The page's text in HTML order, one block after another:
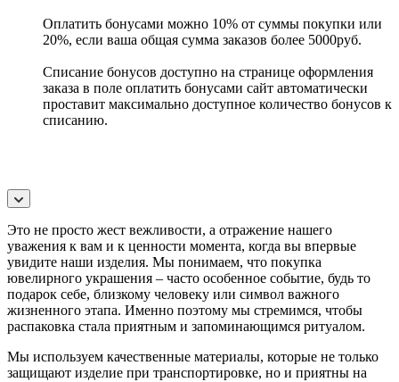
Оплатить бонусами можно 10% от суммы покупки или
20%, если ваша общая сумма заказов более 5000руб.
Списание бонусов доступно на странице оформления
заказа в поле оплатить бонусами сайт автоматически
проставит максимально доступное количество бонусов к
списанию.
Это не просто жест вежливости, а отражение нашего
уважения к вам и к ценности момента, когда вы впервые
увидите наши изделия. Мы понимаем, что покупка
ювелирного украшения – часто особенное событие, будь то
подарок себе, близкому человеку или символ важного
жизненного этапа. Именно поэтому мы стремимся, чтобы
распаковка стала приятным и запоминающимся ритуалом.
Мы используем качественные материалы, которые не только
защищают изделие при транспортировке, но и приятны на